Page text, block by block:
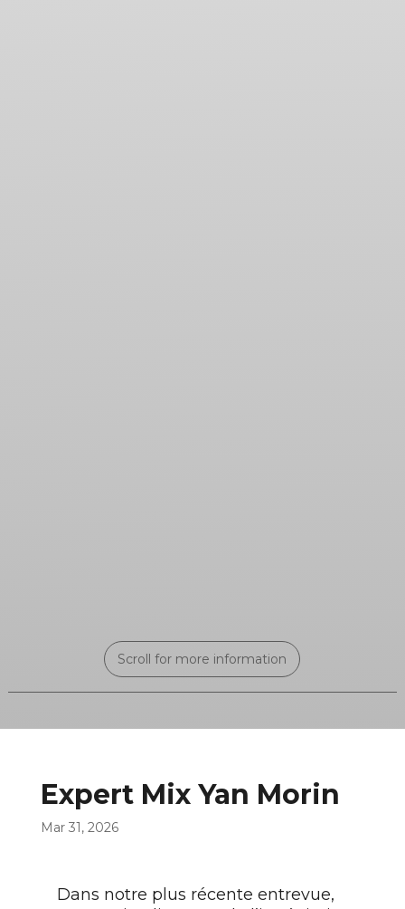
Scroll for more information
Expert Mix Yan Morin
Mar 31, 2026
Dans notre plus récente entrevue,